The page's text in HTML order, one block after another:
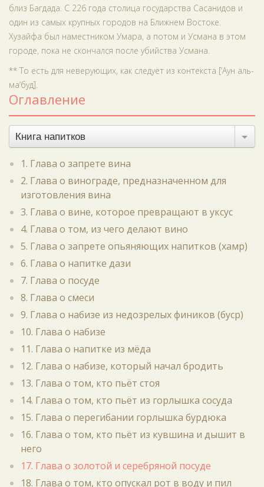
близ Багдада. С 226 года столица государства Сасанидов и
один из самых крупных городов на Ближнем Востоке.
Хузайфа был наместником Умара, а потом и Усмана в этом
городе, пока не скончался после убийства Усмана.
** То есть для неверующих, как следует из контекста [‘Аун аль-
ма‘буд].
Оглавление
Книга напитков
1. Глава о запрете вина
2. Глава о винограде, предназначенном для
изготовления вина
3. Глава о вине, которое превращают в уксус
4. Глава о том, из чего делают вино
5. Глава о запрете опьяняющих напитков (хамр)
6. Глава о напитке дази
7. Глава о посуде
8. Глава о смеси
9. Глава о набизе из недозрелых фиников (буср)
10. Глава о набизе
11. Глава о напитке из мёда
12. Глава о набизе, который начал бродить
13. Глава о том, кто пьёт стоя
14. Глава о том, кто пьёт из горлышка сосуда
15. Глава о перегибании горлышка бурдюка
16. Глава о том, кто пьёт из кувшина и дышит в
него
17. Глава о золотой и серебряной посуде
18. Глава о том, кто опускал рот в воду и пил